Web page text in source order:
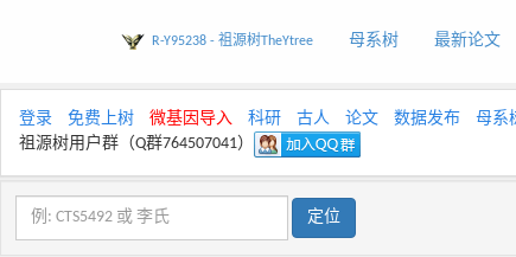
R-Y95238 - 祖源树TheYtree 母系树 最新论文
登录 免费上树 微基因导入 科研 古人 论文 数据发布
母系
祖源树用户群（Q群764507041）